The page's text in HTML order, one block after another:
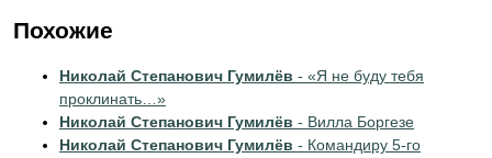
Похожие
Николай Степанович Гумилёв - «Я не буду тебя
проклинать…»
Николай Степанович Гумилёв - Вилла Боргезе
Николай Степанович Гумилёв - Командиру 5-го